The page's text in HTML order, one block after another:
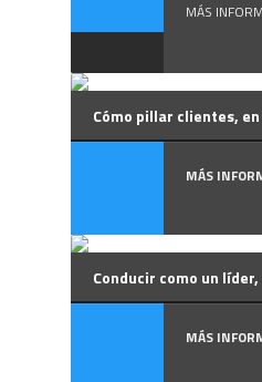
MÁS
Cómo pillar clientes,
MÁS
Conducir como un
MÁS